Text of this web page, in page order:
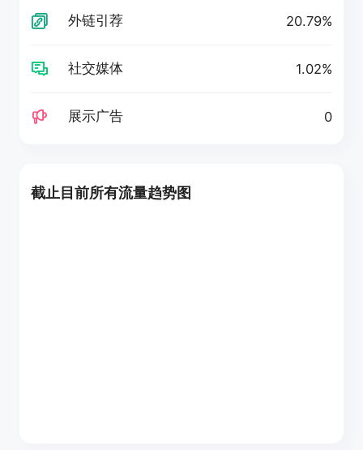
外链引荐 20.79%
社交媒体 1.02%
展示广告 0
截止目前所有流量趋势图